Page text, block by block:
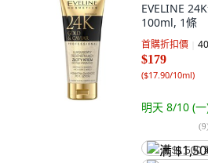
EVELINE
100ml, 1條
首購折扣價 40
$179
($17.90/10ml)
明天 8/10 (
(9)
满 $1,500